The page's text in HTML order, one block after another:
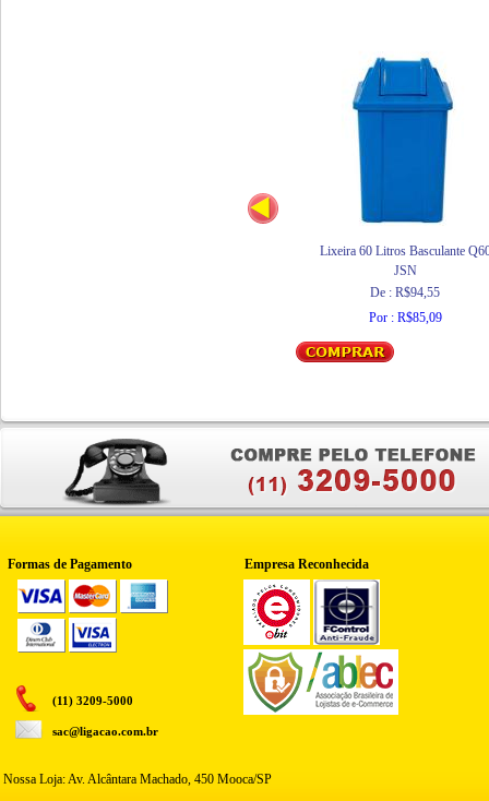
Lixeira 60 Litros Basculante
JSN
De : R$94,55
Por : R$85,09
Formas de Pagamento Empresa Reconhecida
(11) 3209-5000
sac@ligacao.com.br
Nossa Loja: Av. Alcântara Machado, 450 Mooca/SP